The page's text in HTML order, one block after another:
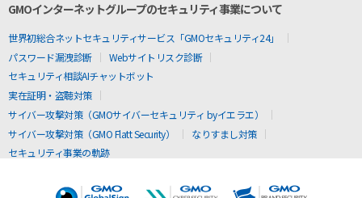
GMOインターネットグループのセキュリティ事業について
世界初総合ネットセキュリティサービス「GMOセキュリティ24」
パスワード漏洩診断
Webサイトリスク診断
セキュリティ相談AIチャットボット
実在証明・盗聴対策
サイバー攻撃対策（GMOサイバーセキュリティ byイエラエ）
サイバー攻撃対策（GMO Flatt Security）
なりすまし対策
セキュリティ事業の軌跡